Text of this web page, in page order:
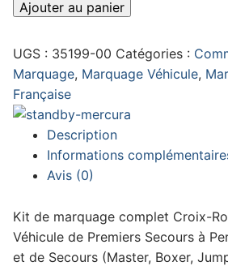
Marquage
CRF
-
VUS
Ajouter au panier
UGS : 35199-00 Catégories :
Marquage, Marquage Véhicule,
Française
Description
Informations
Avis (0)
Kit de marquage complet Croix-
Véhicule de Premiers Secours à
et de Secours (Master, Boxer,